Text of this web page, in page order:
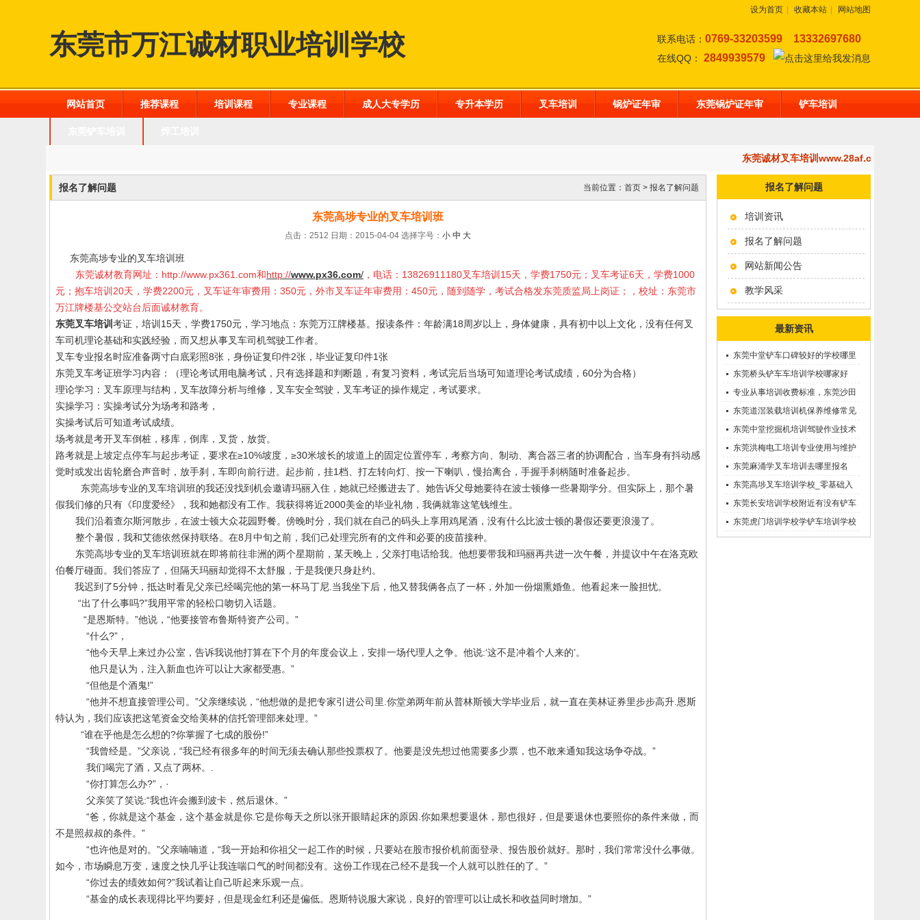
设为首页 收藏本站 网站地图
东莞市万江诚材职业培训学校 联系电话： 0769-33203599 13332697680
在线QQ： 2849939579
网站首页 推荐课程 培训课程 专业课程 成人大专学历 专升本学历 叉车培训 锅炉证年审 东莞锅炉证年审 铲车培训
东莞诚材叉车培训www.28af.com,开设：
报名了解问题
培训资讯
报名了解问题
网站新闻公告
教学风采
最新资讯
东莞中堂铲车口碑较好的学校哪里
有？
东莞桥头铲车车培训学校哪家好
呢？推荐一下
专业从事培训收费标准，东莞沙田
优质的学叉车考证价钱
东莞道滘装载培训机保养维修常见
问题等知识大全
东莞中堂挖掘机培训驾驶作业技术
东莞洪梅电工培训专业使用与维护
接触调压噐？
东莞麻涌学叉车培训去哪里报名
东莞高埗叉车培训学校_零基础入
学_随到随学
东莞长安培训学校附近有没有铲车
培训的-
东莞虎门培训学校学铲车培训学校
在哪里_
报名了解问题 当前位置： 首页 > 报名了解问题
东莞高埗专业的叉车培训班
点击：2512 日期：2015-04-04 选择字号： 小 中 大
东莞高埗专业的叉车培训班
东莞诚材教育网址： http://www.px361.com和http://www.px36.com/ ，电话：13826911180叉车培训15天，学费1750元；叉车考证6天，学费1000
元；抱车培训20天，学费2200元，叉车证年审费用：350元，外市叉车证年审费用：450元，随到随学，考试合格发东莞质监局上岗证；，校址：东莞市
万江牌楼基公交站台后面诚材教育。
东莞叉车培训 考证，培训15天，学费1750元，学习地点：东莞万江牌楼基。报读条件：年龄满18周岁以上，身体健康，具有初中以上文化，没有任何叉
车司机理论基础和实践经验，而又想从事叉车司机驾驶工作者。
叉车专业报名时应准备两寸白底彩照8张，身份证复印件2张，毕业证复印件1张
东莞叉车考证班学习内容：（理论考试用电脑考试，只有选择题和判断题，有复习资料，考试完后当场可知道理论考试成绩，60分为合格）
理论学习：叉车原理与结构，叉车故障分析与维修，叉车安全驾驶，叉车考证的操作规定，考试要求。
实操学习：实操考试分为场考和路考，
实操考试后可知道考试成绩。
场考就是考开叉车倒桩，移库，倒库，叉货，放货。
路考就是上坡定点停车与起步考证，要求在≥10%坡度，≥30米坡长的坡道上的固定位置停车，考察方向、制动、离合器三者的协调配合，当车身有抖动感
觉时或发出齿轮磨合声音时，放手刹，车即向前行进。起步前，挂1档、打左转向灯、按一下喇叭，慢抬离合，手握手刹柄随时准备起步。
东莞高埗专业的叉车培训班的我还没找到机会邀请玛丽入住，她就已经搬进去了。她告诉父母她要待在波士顿修一些暑期学分。但实际上，那个暑
假我们修的只有《印度爱经》，我和她都没有工作。我获得将近2000美金的毕业礼物，我俩就靠这笔钱维生。
我们沿着查尔斯河散步，在波士顿大众花园野餐。傍晚时分，我们就在自己的码头上享用鸡尾酒，没有什么比波士顿的暑假还要更浪漫了。
整个暑假，我和艾德依然保持联络。在8 月中旬之前，我们己处理完所有的文件和必要的疫苗接种。
东莞高埗专业的叉车培训班就在即将前往非洲的两个星期前，某天晚上，父亲打电话给我。他想要带我和玛丽再共进一次午餐，并提议中午在洛克欧
伯餐厅碰面。我们答应了，但隔天玛丽却觉得不太舒服，于是我便只身赴约。
我迟到了5分钟，抵达时看见父亲已经喝完他的第一杯马丁尼 当我坐下后，他又替我俩各点了一杯，外加一份烟熏婚鱼。他看起来一脸担忧。
“出了什么事吗?”我用平常的轻松口吻切入话题。
“是恩斯特。”他说，“他要接管布鲁斯特资产公司。”
“什么?”，
“他今天早上来过办公室，告诉我说他打算在下个月的年度会议上，安排一场代理人之争。他说:‘这不是冲着个人来的’。
他只是认为，注入新血也许可以让大家都受惠。”
“但他是个酒鬼!”
“他并不想直接管理公司。”父亲继续说，“他想做的是把专家引进公司里 你堂弟两年前从普林斯顿大学毕业后，就一直在美林证券里步步高升 恩斯
特认为，我们应该把这笔资金交给美林的信托管理部来处理。”
“谁在乎他是怎么想的?你掌握了七成的股份!”
“我曾经是。”父亲说，“我已经有很多年的时间无须去确认那些投票权了。他要是没先想过他需要多少票，也不敢来通知我这场争夺战。”
我们喝完了酒，又点了两杯。
“你打算怎么办?”，·
父亲笑了笑说:“我也许会搬到波卡，然后退休。”
“爸，你就是这个基金，这个基金就是你 它是你每天之所以张开眼睛起床的原因 你如果想要退休，那也很好，但是要退休也要照你的条件来做，而
不是照叔叔的条件。”
“也许他是对的。”父亲喃喃道，“我一开始和你祖父一起工作的时候，只要站在股市报价机前面登录、报告股价就好。那时，我们常常没什么事做。
如今，市场瞬息万变，速度之快几乎让我连喘口气的时间都没有。这份工作现在己经不是我一个人就可以胜任的了。”
“你过去的绩效如何?”我试着让自己听起来乐观一点。
“基金的成长表现得比平均要好，但是现金红利还是偏低。恩斯特说服大家说，良好的管理可以让成长和收益同时增加。”